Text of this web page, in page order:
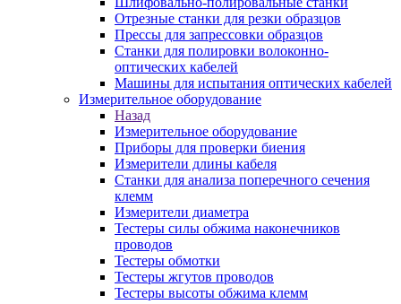
Отрезные станки для резки образцов
Прессы для запрессовки образцов
Станки для полировки волоконно-
оптических кабелей
Машины для испытания оптических кабелей
Измерительное оборудование
Назад
Измерительное оборудование
Приборы для проверки биения
Измерители длины кабеля
Станки для анализа поперечного сечения
клемм
Измерители диаметра
Тестеры силы обжима наконечников
проводов
Тестеры обмотки
Тестеры жгутов проводов
Тестеры высоты обжима клемм